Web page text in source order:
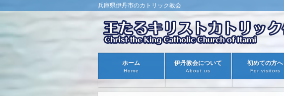
兵庫県伊丹市のカトリック教会
ホーム
Home
伊丹教会について
About us
初めての方へ
For visitors